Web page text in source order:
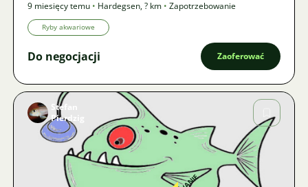
9 miesięcy temu • Hardegsen,? km • Zapotrzebowanie
Ryby akwariowe
Do negocjacji Zaoferować
Zdjęcie
Stefan
Pierdzig